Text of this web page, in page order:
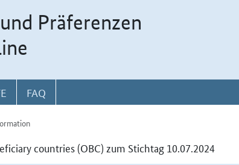
Präferenzen
FAQ
countries (OBC) zum Stichtag 10.07.2024